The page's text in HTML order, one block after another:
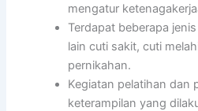
mengatur
Terdapat beberapa
lain cuti sakit, cuti
pernikahan.
Kegiatan pelatihan dan
keterampilan yang